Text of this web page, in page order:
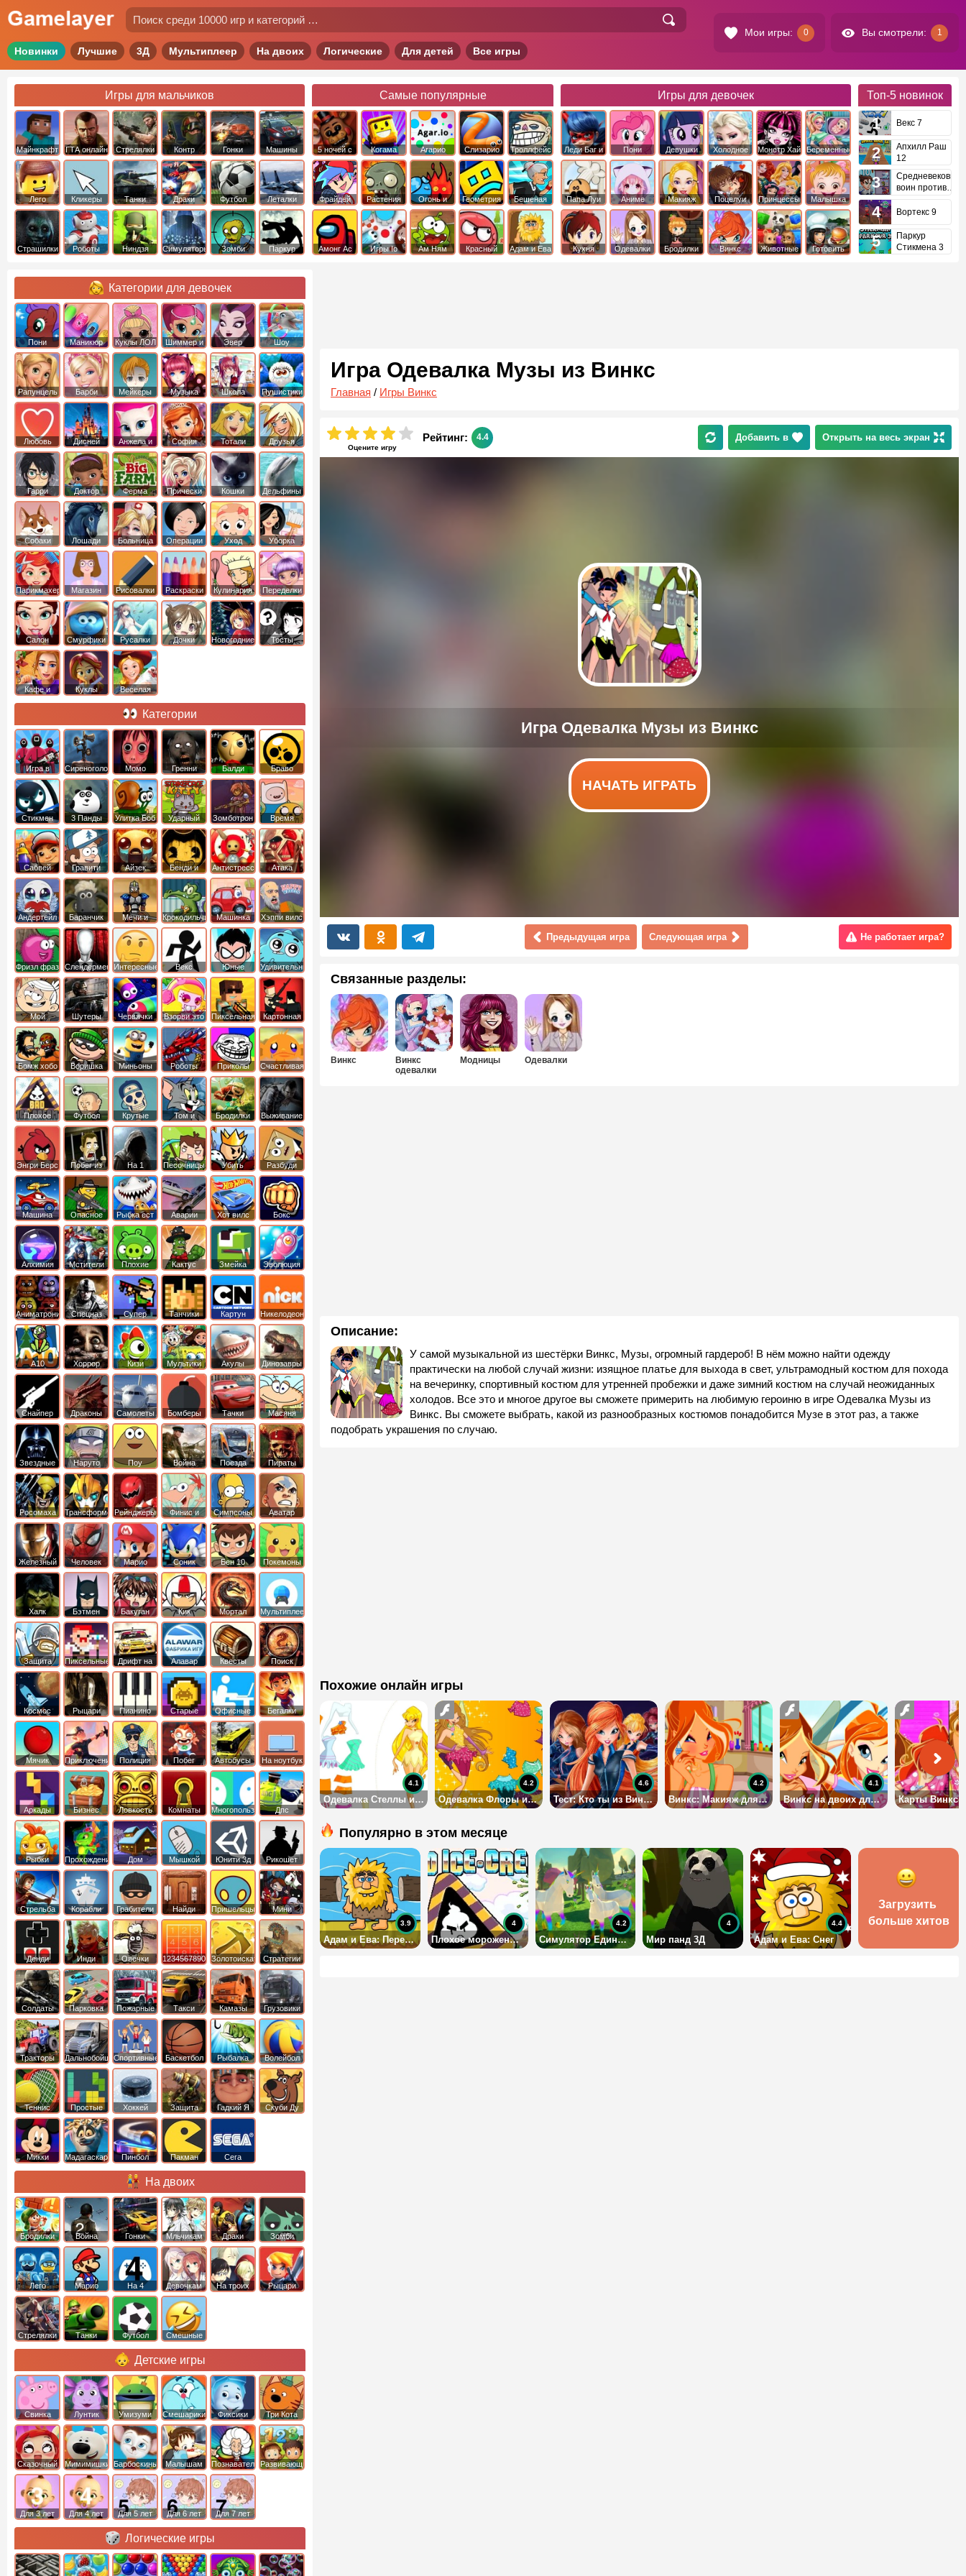
Мои игры: 0 Вы смотрели: 1
Новинки Лучшие 3Д Мультиплеер На двоих Логические Для детей Все игры
Игры для мальчиков
Майнкрафт ГТА онлайн Стрелялки
Контр
Страйк
Гонки Машины
Лего Кликеры Танки Драки Футбол Леталки
Страшилки Роботы Ниндзя Симуляторы Зомби Паркур
Самые популярные
5 ночей с
фредди
Когама Агарио Слизарио
Троллфейс
квест
Фрайдей
Найт
Фанкин
Растения
против
Зомби
Огонь и
Вода
Геометрия
Даш
Бешеная
бабка
сбежала из
психушки
Амонг Ас Игры Io Ам Ням
Красный
Адам и Ева
Игры для девочек
Леди Баг и
Супер Кот
Пони
Дружба это
Девушки
Эквестрии
Холодное
Сердце
Монстр Хай Беременные
Папа Луи Аниме Макияж Поцелуи
Принцессы
Диснея
Малышка
Хейзел
Кухня
Одевалки Бродилки Винкс Животные
Готовить
Топ-5 новинок
Векс 7
Апхилл Раш
12
Средневековый
воин против
Вортекс 9
Паркур
Стикмена 3
Игра Одевалка Музы из Винкс
Главная / Игры Винкс
Оцените игру
Рейтинг: 4.4 Добавить в Открыть на весь экран
НАЧАТЬ ИГРАТЬ
Предыдущая игра Следующая игра Не работает игра?
Связанные разделы:
Винкс
Винкс
одевалки
Модницы Одевалки
Описание:
У самой музыкальной из шестёрки Винкс, Музы, огромный гардероб! В нём можно найти одежду
практически на любой случай жизни: изящное платье для выхода в свет, ультрамодный костюм для похода
на вечеринку, спортивный костюм для утренней пробежки и даже зимний костюм на случай неожиданных
холодов. Все это и многое другое вы сможете примерить на любимую героиню в игре Одевалка Музы из
Винкс. Вы сможете выбрать, какой из разнообразных костюмов понадобится Музе в этот раз, а также
подобрать украшения по случаю.
Похожие онлайн игры
Одевалка Стеллы из Винкс
4.1
Одевалка Флоры из Винкс
4.2
Тест: Кто ты из Винкс?
4.6
Винкс: Макияж для девочек
4.2
Винкс на двоих для девочек
4.1
Популярно в этом месяце
Адам и Ева: Переправа
3.9
Плохое мороженое 3 на двоих
4
Симулятор Единорога
4.2
Мир панд 3Д
4
Адам и Ева: Снег
4.4
Загрузить
больше хитов
Категории для девочек
Пони
креатор
Маникюр Куклы ЛОЛ
Шиммер и
Шайн
Эвер
Афтер Хай
Шоу
дельфинов
Рапунцель Барби Мейкеры Музыка Школа Пушистики
Любовь Дисней
Анжела и
том
София
Прекрасная
Тотали
Спайс
Друзья
ангелов
Гарри
Поттер
Доктор
Плюшева
Ферма Прически Кошки Дельфины
Собаки Лошади Больница Операции Уход Уборка
Парикмахер Магазин Рисовалки Раскраски Кулинария Переделки
Салон Смурфики Русалки Дочки Новогодние Тесты
Кафе и
Куклы
Веселая
Категории
Игра в
Кальмара
Сиреноголовый Момо Гренни Балди
Браво
Старс
Стикмен 3 Панды Улитка Боб
Ударный
отряд котят
Зомботрон
Время
Приключений
Сабвей
Серф
Гравити
Фолз
Айзек
Бенди и
Чернильная
машина
Антистресс
Атака
Титанов
Андертейл
Баранчик
Шон
Мечи и
Сандали
Крокодильчик
Свомпи
Машинка
Вилли
Хэппи вилс
Фризл фраз Слендермен Интересные Векс
Юные
титаны
вперед
Удивительный
мир
Гамбола
Мой
шумный
дом
Шутеры Червячки Взорви это
Пиксельная
война
Картонная
башка
Бомж хобо
Воришка
боб
Миньоны
Роботы
динозавры
Приколы
Счастливая
обезьянка
Плохое
мороженое
Футбол
головами
Крутые
Том и
джерри
Бродилки
Приключения
Выживание
Энгри Берс
Побег из
тюрьмы
На 1 Песочницы
Убить
короля
Разбуди
коробку
Машина
ест
машину
Опасное
оружие
Рыбка ест
рыбку
Аварии
машин
Хот вилс Бокс
Алхимия Мстители
Плохие
свинки
Кактус
маккой
Змейка Эволюция
Аниматроники Спецназ
Супер
бойцы
Танчики
Картун
нетворк
Никелодеон
А10 Хоррор Кизи Мультики Акулы Динозавры
Снайпер Драконы Самолеты Бомберы Тачки Масяня
Звездные
войны
Наруто Поу Война Поезда
Пираты
Карибского
Моря
Росомаха ТрансформерыРейнджеры
Самураи
Финис и
Ферб
Симпсоны
Аватар
легенда об
Аанге
Железный
человек
Человек
Паук
Марио Соник Бен 10 Покемоны
Халк Бэтмен Бакуган
Кик
Бутовский
Мортал
комбат
Мультиплеер
Защита
королевства
Пиксельные
Дрифт на
машинах
Алавар Квесты
Поиск
предметов
Космос Рыцари Пианино Старые Офисные Бегалки
Мячик Приключения Полиция Побег Автобусы На ноутбук
Аркады
Бизнес
симуляторы
Ловкость Комнаты Многопользовательские
Дпс
Рыбки Прохождение Дом Мышкой Юнити 3д Рикошет
Cтрельба
из лука
Корабли Грабители
Найди
выход
Пришельцы Мини
Денди Инди
Овечки
идут домой
1234567890 ЗолотоискательСтратегии
Солдаты
Парковка
машин
Пожарные
машины
Такси Камазы Грузовики
Тракторы ДальнобойщикиСпортивные Баскетбол Рыбалка Волейбол
Теннис Простые Хоккей
Защита
башни
Гадкий Я Скуби Ду
Микки
Мадагаскар Пинбол Пакман Сега
На двоих
Бродилки Война Гонки Мльчикам Драки Зомби
Лего Марио На 4 Девочкам На троих Рыцари
Стрелялки Танки Футбол Смешные
Детские игры
Свинка
Пеппа
Лунтик Умизуми Смешарики Фиксики Три Кота
Сказочный
патруль
Мимимишки Барбоскины Малышам ПознавательныеРазвивающие
Для 3 лет Для 4 лет Для 5 лет Для 6 лет Для 7 лет
Логические игры